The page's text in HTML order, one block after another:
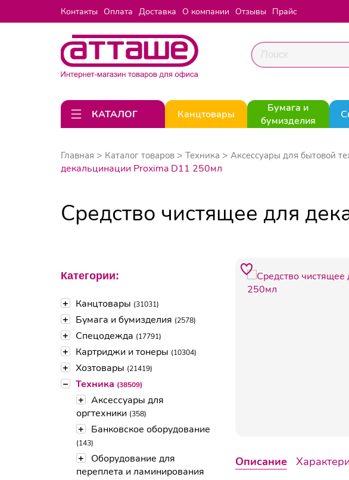
Контакты Оплата Доставка О компании Отзывы Прайс
КАТАЛОГ Канцтовары
Бумага и
бумизделия
Главная Каталог товаров Техника Аксессуары для бытовой
декальцинации Proxima D11 250мл
Категории:
+ Канцтовары (31031)
+ Бумага и бумизделия (2578)
+ Спецодежда (17791)
+ Картриджи и тонеры (10304)
+ Хозтовары (21419)
– Техника (38509)
+ Аксессуары для
оргтехники (358)
+ Банковское оборудование
(143)
+
Оборудование для
переплета и ламинирования
Средство чистящее для
Описание